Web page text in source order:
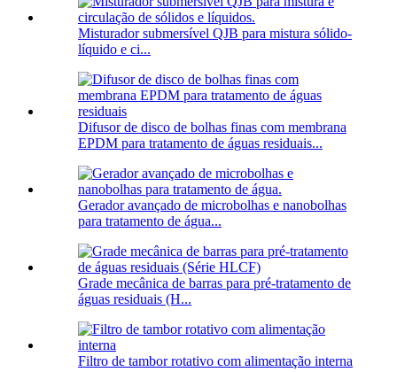
Misturador submersível QJB para mistura sólido-
líquido e ci...
Difusor de disco de bolhas finas com membrana
EPDM para tratamento de águas residuais...
Gerador avançado de microbolhas e nanobolhas
para tratamento de água...
Grade mecânica de barras para pré-tratamento de
águas residuais (H...
Filtro de tambor rotativo com alimentação interna